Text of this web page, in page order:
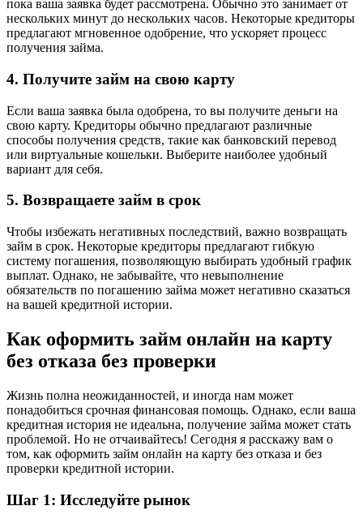
пока ваша заявка будет рассмотрена. Обычно это занимает от
нескольких минут до нескольких часов. Некоторые кредиторы
предлагают мгновенное одобрение, что ускоряет процесс
получения займа.
4. Получите займ на свою карту
Если ваша заявка была одобрена, то вы получите деньги на
свою карту. Кредиторы обычно предлагают различные
способы получения средств, такие как банковский перевод
или виртуальные кошельки. Выберите наиболее удобный
вариант для себя.
5. Возвращаете займ в срок
Чтобы избежать негативных последствий, важно возвращать
займ в срок. Некоторые кредиторы предлагают гибкую
систему погашения, позволяющую выбирать удобный график
выплат. Однако, не забывайте, что невыполнение
обязательств по погашению займа может негативно сказаться
на вашей кредитной истории.
Как оформить займ онлайн на карту
без отказа без проверки
Жизнь полна неожиданностей, и иногда нам может
понадобиться срочная финансовая помощь. Однако, если ваша
кредитная история не идеальна, получение займа может стать
проблемой. Но не отчаивайтесь! Сегодня я расскажу вам о
том, как оформить займ онлайн на карту без отказа и без
проверки кредитной истории.
Шаг 1: Исследуйте рынок